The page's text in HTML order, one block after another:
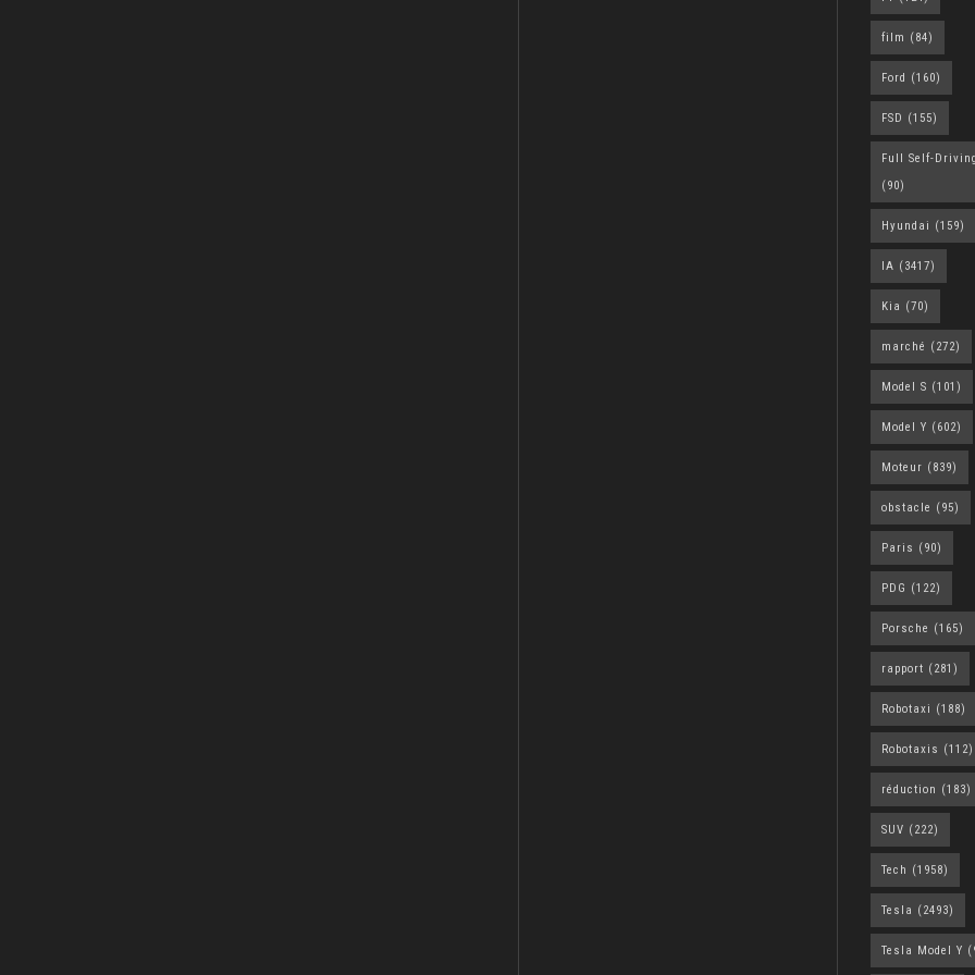
film (84)
Ford (160)
FSD (155)
Full Self-
(90)
Hyundai (159)
IA (3417)
Kia (70)
marché (272)
Model S (101)
Model Y (602)
Moteur (839)
obstacle (95)
Paris (90)
PDG (122)
Porsche (165)
rapport (281)
Robotaxi (188)
Robotaxis (112)
réduction (183)
SUV (222)
Tech (1958)
Tesla (2493)
Tesla Model Y